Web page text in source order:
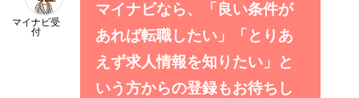
マイナビ受
付
マイナビなら、「良い条件が
あれば転職したい」「とりあ
えず求人情報を知りたい」と
いう方からの登録もお待ちし